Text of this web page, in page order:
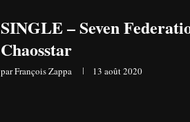
SINGLE – Seven
Chaosstar
parFrançois Zappa 13 août 2020